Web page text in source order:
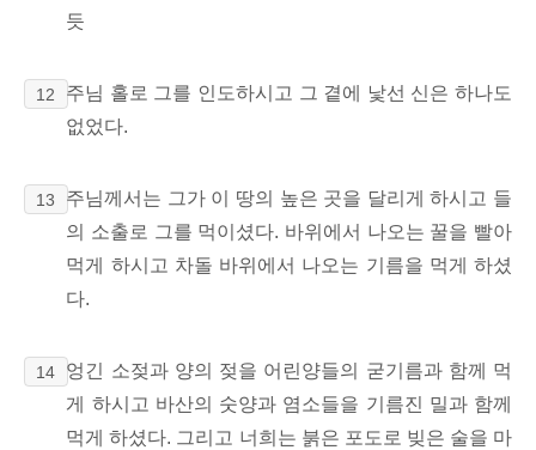
듯
12
주님 홀로 그를 인도하시고 그 곁에 낯선 신은 하나도
없었다.
13 주님께서는 그가 이 땅의 높은 곳을 달리게 하시고 들
의 소출로 그를 먹이셨다. 바위에서 나오는 꿀을 빨아
먹게 하시고 차돌 바위에서 나오는 기름을 먹게 하셨
다.
14
엉긴 소젖과 양의 젖을 어린양들의 굳기름과 함께 먹
게 하시고 바산의 숫양과 염소들을 기름진 밀과함께
먹게 하셨다. 그리고 너희는 붉은 포도로 빚은 술을 마